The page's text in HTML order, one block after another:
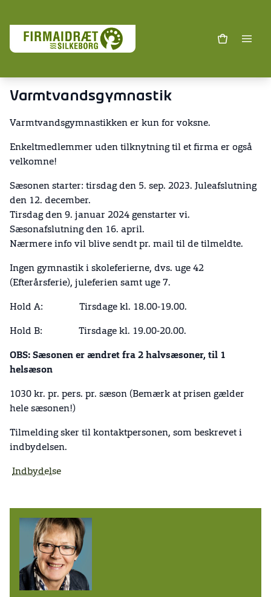
Varmtvandsgymnastik
Varmtvandsgymnastikken er kun for voksne.
Enkeltmedlemmer uden tilknytning til et firma er også
velkomne!
Sæsonen starter: tirsdag den 5. sep. 2023. Juleafslutning
den 12. december.
Tirsdag den 9. januar 2024 genstarter vi.
Sæsonafslutning den 16. april.
Nærmere info vil blive sendt pr. mail til de tilmeldte.
Ingen gymnastik i skoleferierne, dvs. uge 42
(Efterårsferie), juleferien samt uge 7.
Hold A: Tirsdage kl. 18.00-19.00.
Hold B: Tirsdage kl. 19.00-20.00.
OBS: Sæsonen er ændret fra 2 halvsæsoner, til 1
helsæson
1030 kr. pr. pers. pr. sæson (Bemærk at prisen gælder
hele sæsonen!)
Tilmelding sker til kontaktpersonen, som beskrevet i
indbydelsen.
Indbydelse